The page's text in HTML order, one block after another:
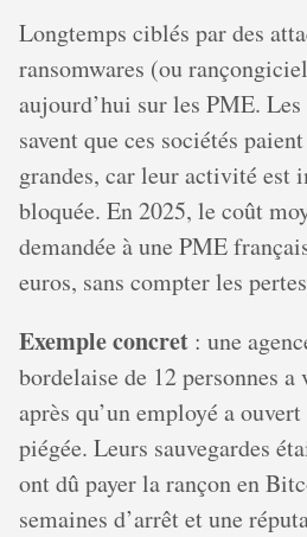
Longtemps ciblés par des
ransomwares (ou
aujourd’hui sur les PME.
savent que ces sociétés
grandes, car leur activité est
bloquée. En 2025, le coût
demandée à une PME
euros, sans compter les
Exemple concret : une
bordelaise de 12 personnes
après qu’un employé a
piégée. Leurs sauvegardes
ont dû payer la rançon en
semaines d’arrêt et une